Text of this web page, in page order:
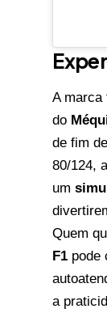
A marca
do
de fim
80/124,
um
Quem
F1 pode
a